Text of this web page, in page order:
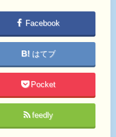
Facebook
はてブ
Pocket
feedly